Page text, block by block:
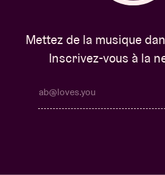
Mettez de la musique
Inscrivez-vous à la